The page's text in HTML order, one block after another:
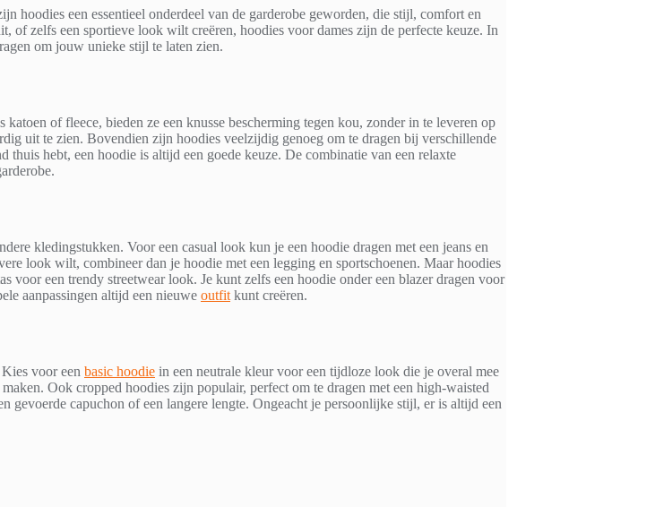
hoodies een essentieel onderdeel van de garderobe geworden, die stijl, comfort en
of zelfs een sportieve look wilt creëren, hoodies voor dames zijn de perfecte keuze. In
om jouw unieke stijl te laten zien.
of fleece, bieden ze een knusse bescherming tegen kou, zonder in te leveren op
uit te zien. Bovendien zijn hoodies veelzijdig genoeg om te dragen bij verschillende
hebt, een hoodie is altijd een goede keuze. De combinatie van een relaxte
kledingstukken. Voor een casual look kun je een hoodie dragen met een jeans en
look wilt, combineer dan je hoodie met een legging en sportschoenen. Maar hoodies
voor een trendy streetwear look. Je kunt zelfs een hoodie onder een blazer dragen voor
aanpassingen altijd een nieuwe outfit kunt creëren.
voor een basic hoodie in een neutrale kleur voor een tijdloze look die je overal mee
Ook cropped hoodies zijn populair, perfect om te dragen met een high-waisted
capuchon of een langere lengte. Ongeacht je persoonlijke stijl, er is altijd een